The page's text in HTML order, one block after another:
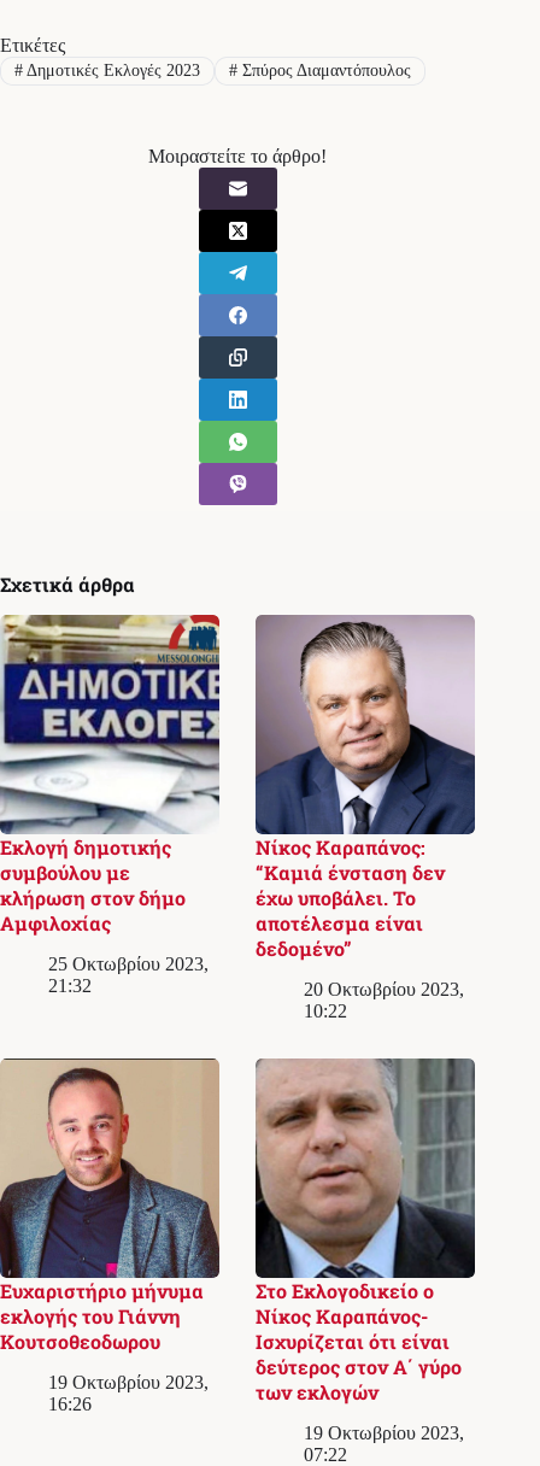
Ετικέτες
#Δημοτικές Εκλογές 2023 #Σπύρος Διαμαντόπουλος
Μοιραστείτε το άρθρο!
Σχετικά άρθρα
Εκλογή δημοτικής
συμβούλου με
κλήρωση στον δήμο
Αμφιλοχίας
25 Οκτωβρίου 2023,
21:32
Νίκος Καραπάνος:
“Καμιά ένσταση δεν
έχω υποβάλει. Το
αποτέλεσμα είναι
δεδομένο”
20 Οκτωβρίου 2023,
10:22
Ευχαριστήριο μήνυμα
εκλογής του Γιάννη
Κουτσοθεοδωρου
19 Οκτωβρίου 2023,
16:26
Στο Εκλογoδικείο ο
Νίκος Καραπάνος-
Ισχυρίζεται ότι είναι
δεύτερος στον Α΄ γύρο
των εκλογών
19 Οκτωβρίου 2023,
07:22